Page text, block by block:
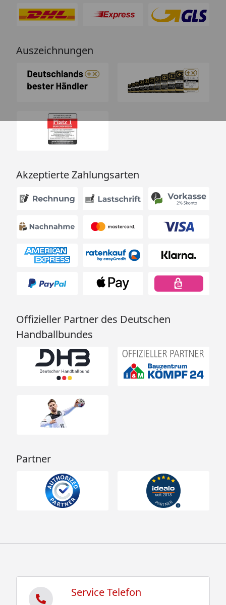
Auszeichnungen
Akzeptierte Zahlungsarten
Offizieller Partner des Deutschen
Handballbundes
Partner
Service Telefon